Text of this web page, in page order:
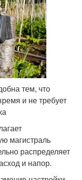
тем, что
и не требует
магистраль
распределяет
и напор.